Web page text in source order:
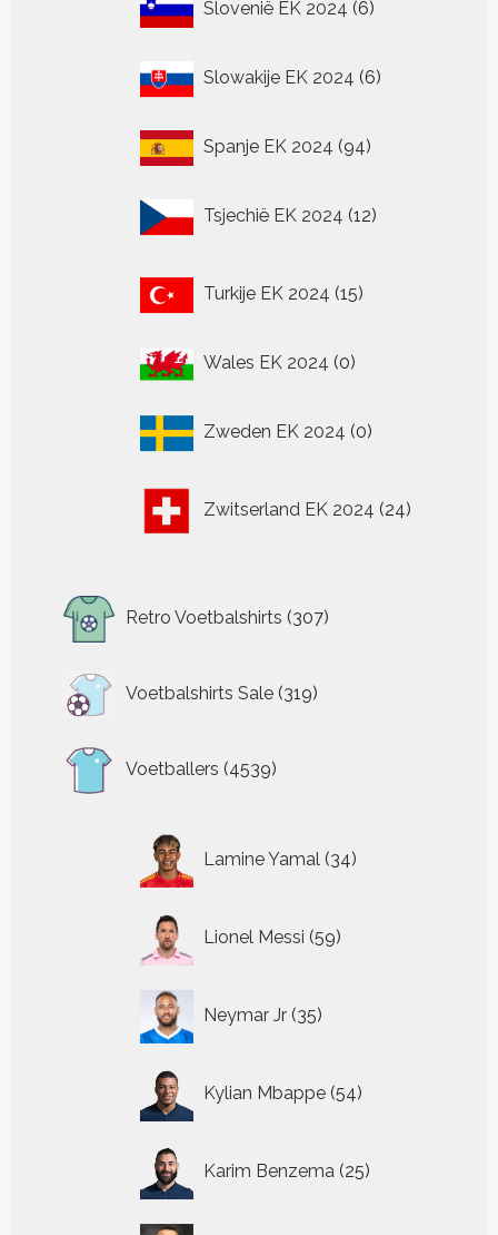
Slovenië EK 2024 6
Slowakije EK 2024 6
producten
Spanje EK 2024 9494
Tsjechië EK 2024 12
producten
Turkije EK 2024 15
producten
Wales EK 2024 00
Zweden EK 2024 0
producten
Zwitserland EK 2024 24
producten
Retro Voetbalshirts 307
producten
Voetbalshirts Sale 319
319
Voetballers 4539
producten
Lamine Yamal 34
producten
Lionel Messi 59
producten
Neymar Jr 35
producten
Kylian Mbappe 54
producten
Karim Benzema 25
producten